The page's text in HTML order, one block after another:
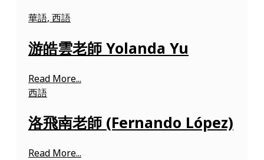
華語, 西語
游皓雲老師 Yolanda Yu
Read More...
西語
洛飛南老師 (Fernando López)
Read More...